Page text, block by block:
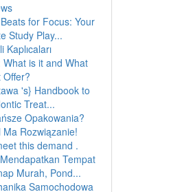
for Focus: Your
Study Play...
Kaplıcaları
What is it and What
Offer?
's} Handbook to
Treat...
Opakowania?
Ma Rozwiązanie!
this demand .
Tempat
Murah, Pond...
Samochodowa